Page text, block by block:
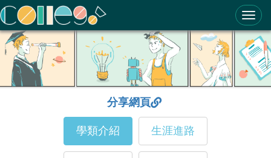
ColleGo! 大學選才與高中育才輔助系統
分享網頁
學類介紹 生涯進路